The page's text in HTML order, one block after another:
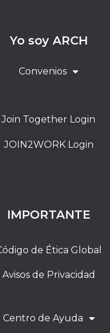
Yo soy ARCH
Convenios
Join Together Login
JOIN2WORK Login
IMPORTANTE
de Ética Global
Avisos de Privacidad
Centro de Ayuda